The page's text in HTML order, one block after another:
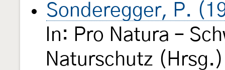
Sonderegger, P.
In: Pro Natura –
Naturschutz